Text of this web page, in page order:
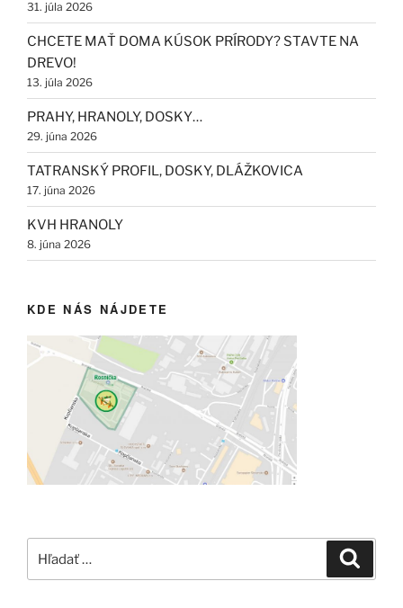
31. júla 2026
CHCETE MAŤ DOMA KÚSOK PRÍRODY? STAVTE NA
DREVO!
13. júla 2026
PRAHY, HRANOLY, DOSKY…
29. júna 2026
TATRANSKÝ PROFIL, DOSKY, DLÁŽKOVICA
17. júna 2026
KVH HRANOLY
8. júna 2026
KDE NÁS NÁJDETE